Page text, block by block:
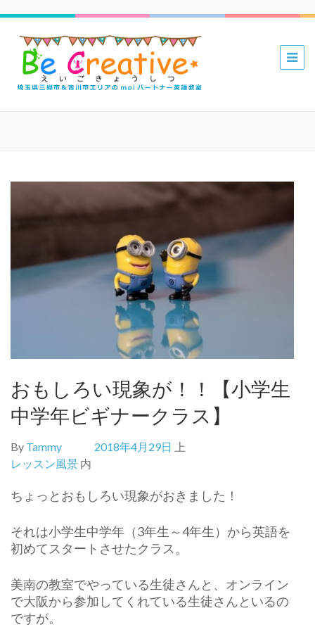
三郷 吉川
mpiパー
えいごき
ょうしつ
おもしろい現象が！！【小学生
中学年ビギナークラス】
By Tammy 2018年4月29日
上
レッスン風景 内
ちょっとおもしろい現象がおきました！
それは小学生中学年（3年生～4年生）から英語を
初めてスタートさせたクラス。
美南の教室でやっている生徒さんと、オンライン
で大阪から参加してくれている生徒さんといるの
ですが。